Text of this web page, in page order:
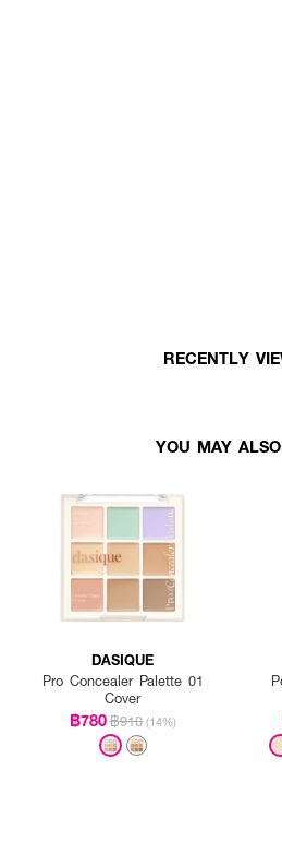
RECENTLY
YOU MAY
DASIQUE
Pro Concealer Palette 01
Cover
฿780฿910 (14%)